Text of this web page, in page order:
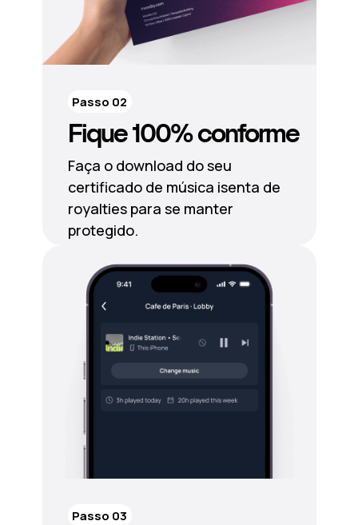
Fique 100% conforme
Faça o download do seu
certificado de música isenta de
royalties para se manter
protegido.
Passo 02
Passo 03